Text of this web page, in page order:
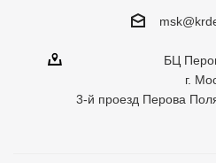
БЦ
г.
3-й проезд Перова